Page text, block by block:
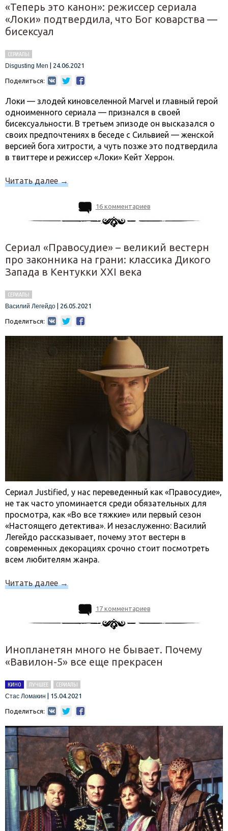
«Теперь это канон»: режиссер сериала
«Локи» подтвердила, что Бог коварства —
бисексуал
СЕРИАЛЫ
Disgusting Men
24.06.2021
Поделиться:
Локи — злодей киновселенной Marvel и главный герой
одноименного сериала — признался в своей
бисексуальности. В третьем эпизоде он высказался о
своих предпочтениях в беседе с Сильвией — женской
версией бога хитрости, а чуть позже это подтвердила
в твиттере и режиссер «Локи» Кейт Херрон.
Читать далее→
16 комментариев
Сериал «Правосудие» – великий вестерн
про законника на грани: классика Дикого
Запада в Кентукки XXI века
СЕРИАЛЫ
Василий Легейдо
26.05.2021
Поделиться:
Сериал Justified, у нас переведенный как «Правосудие»,
не так часто упоминается среди обязательных для
просмотра, как «Во все тяжкие» или первый сезон
«Настоящего детектива». И незаслуженно: Василий
Легейдо рассказывает, почему этот вестерн в
современных декорациях срочно стоит посмотреть
всем любителям жанра.
Читать далее→
17 комментариев
Инопланетян много не бывает. Почему
«Вавилон-5» все еще прекрасен
КИНО ЛУЧШЕЕ
СЕРИАЛЫ
Стас Ломакин
15.04.2021
Поделиться: